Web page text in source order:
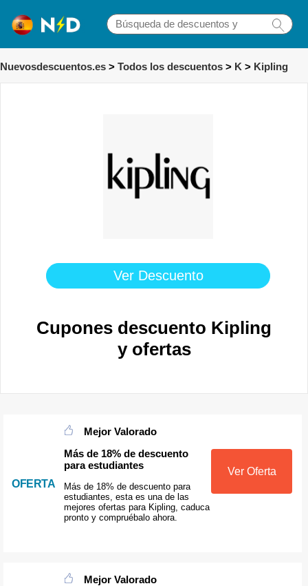
Nuevosdescuentos.es > Todos los descuentos > K > Kipling
Ver Descuento
Cupones descuento Kipling
y ofertas
OFERTA
Mejor Valorado
Más de 18% de descuento
para estudiantes
Más de 18% de descuento para
estudiantes, esta es una de las
mejores ofertas para Kipling, caduca
pronto y compruébalo ahora.
Ver Oferta
Mejor Valorado